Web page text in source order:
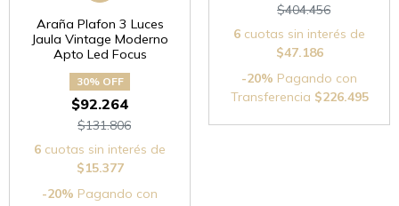
Araña Plafon 3 Luces
Jaula Vintage Moderno
Apto Led Focus
30% OFF
$92.264
$131.806
6 cuotas sin interés de
$15.377
-20% Pagando con
$404.456
6 cuotas sin interés de
$47.186
-20% Pagando con
Transferencia $226.495